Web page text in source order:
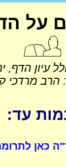
על
עיון הדף,
הרב מרדכי
עד:
כאן